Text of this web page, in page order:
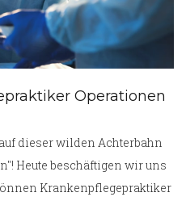
Operationen
dieser wilden Achterbahn
Heute beschäftigen wir uns
Krankenpflegepraktiker